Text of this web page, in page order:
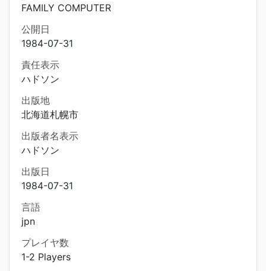
FAMILY COMPUTER
公開日
1984-07-31
責任表示
ハドソン
出版地
北海道札幌市
出版者名表示
ハドソン
出版日
1984-07-31
言語
jpn
プレイヤ数
1-2 Players